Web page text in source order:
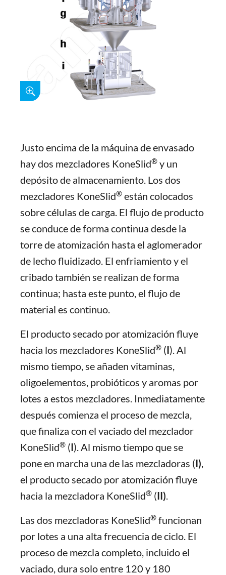
Justo encima de la máquina de envasado
hay dos mezcladores KoneSlid® y un
depósito de almacenamiento. Los dos
mezcladores KoneSlid® están colocados
sobre células de carga. El flujo de producto
se conduce de forma continua desde la
torre de atomización hasta el aglomerador
de lecho fluidizado. El enfriamiento y el
cribado también se realizan de forma
continua; hasta este punto, el flujo de
material es continuo.
El producto secado por atomización fluye
hacia los mezcladores KoneSlid® (I). Al
mismo tiempo, se añaden vitaminas,
oligoelementos, probióticos y aromas por
lotes a estos mezcladores. Inmediatamente
después comienza el proceso de mezcla,
que finaliza con el vaciado del mezclador
KoneSlid® (I). Al mismo tiempo que se
pone en marcha una de las mezcladoras (I),
el producto secado por atomización fluye
hacia la mezcladora KoneSlid® (II).
Las dos mezcladoras KoneSlid® funcionan
por lotes a una alta frecuencia de ciclo. El
proceso de mezcla completo, incluido el
vaciado, dura solo entre 120 y 180